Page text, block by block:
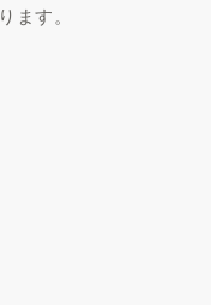
ます。